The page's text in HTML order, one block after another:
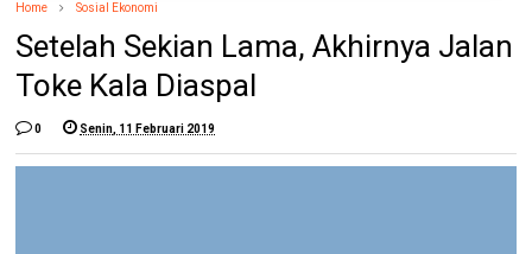
Home Sosial Ekonomi
Setelah Sekian Lama, Akhirnya Jalan
Toke Kala Diaspal
0 Senin, 11 Februari 2019